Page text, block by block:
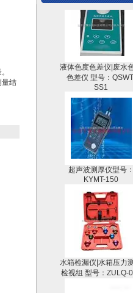
量结
液体色度色差仪|废水色
色差仪 型号：QSWT-
SS1
超声波测厚仪型号：
KYMT-150
水箱检漏仪|水箱压力测
检视组 型号：ZULQ-